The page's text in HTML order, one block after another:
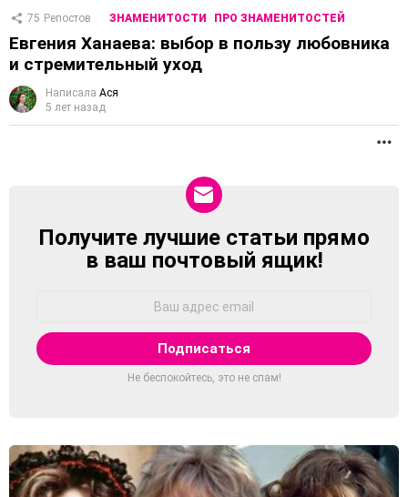
75 Репостов ЗНАМЕНИТОСТИ ПРО ЗНАМЕНИТОСТЕЙ
Евгения Ханаева: выбор в пользу любовника
и стремительный уход
Написала Ася
5 лет назад
NEWSLETTER
Получите лучшие статьи прямо
в ваш почтовый ящик!
Не беспокойтесь, это не спам!